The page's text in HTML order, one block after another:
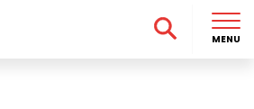
MENU